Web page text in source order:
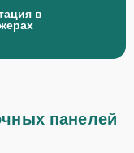
в
панелей